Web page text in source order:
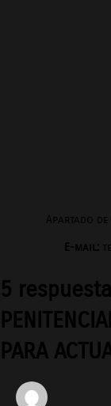
Apartado de
E-mail:
5
PARA